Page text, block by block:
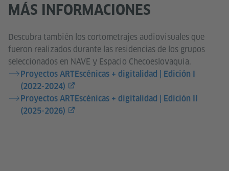
MÁS INFORMACIONES
Descubra también los cortometrajes audiovisuales que
fueron realizados durante las residencias de los grupos
seleccionados en NAVE y Espacio Checoeslovaquia.
Proyectos ARTEscénicas + digitalidad | Edición I
(2022-2024)
Proyectos ARTEscénicas + digitalidad | Edición II
(2025-2026)